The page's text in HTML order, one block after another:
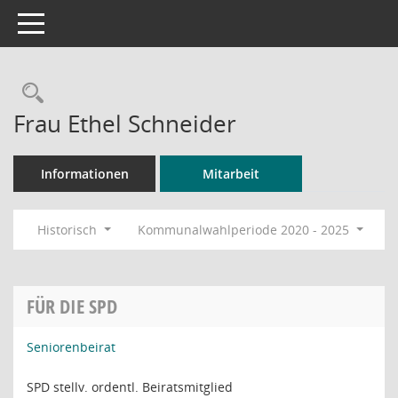
Toggle navigation
Rechercheauswahl
Frau Ethel Schneider
Informationen Mitarbeit
Historisch Kommunalwahlperiode 2020 - 2025
FÜR DIE SPD
Seniorenbeirat
SPD stellv. ordentl. Beiratsmitglied